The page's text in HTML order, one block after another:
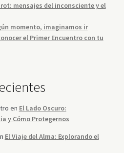
mensajes del inconsciente y el
momento, imaginamos ir
el Primer Encuentro con tu
en El Lado Oscuro:
y Cómo Protegernos
El Viaje del Alma: Explorando el